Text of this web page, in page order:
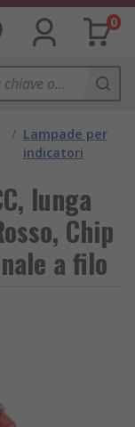
0
/ Lampade per
indicatori
lunga
Chip
a filo